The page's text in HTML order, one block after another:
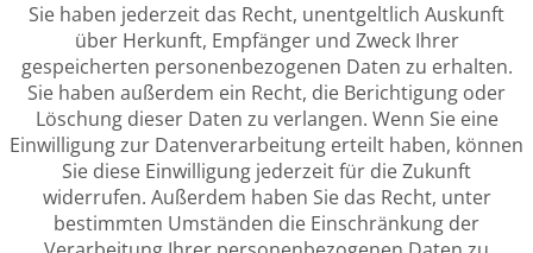
Sie haben jederzeit das Recht, unentgeltlich Auskunft
über Herkunft, Empfänger und Zweck Ihrer
gespeicherten personenbezogenen Daten zu erhalten.
Sie haben außerdem ein Recht, die Berichtigung oder
Löschung dieser Daten zu verlangen. Wenn Sie eine
Einwilligung zur Datenverarbeitung erteilt haben, können
Sie diese Einwilligung jederzeit für die Zukunft
widerrufen. Außerdem haben Sie das Recht, unter
bestimmten Umständen die Einschränkung der